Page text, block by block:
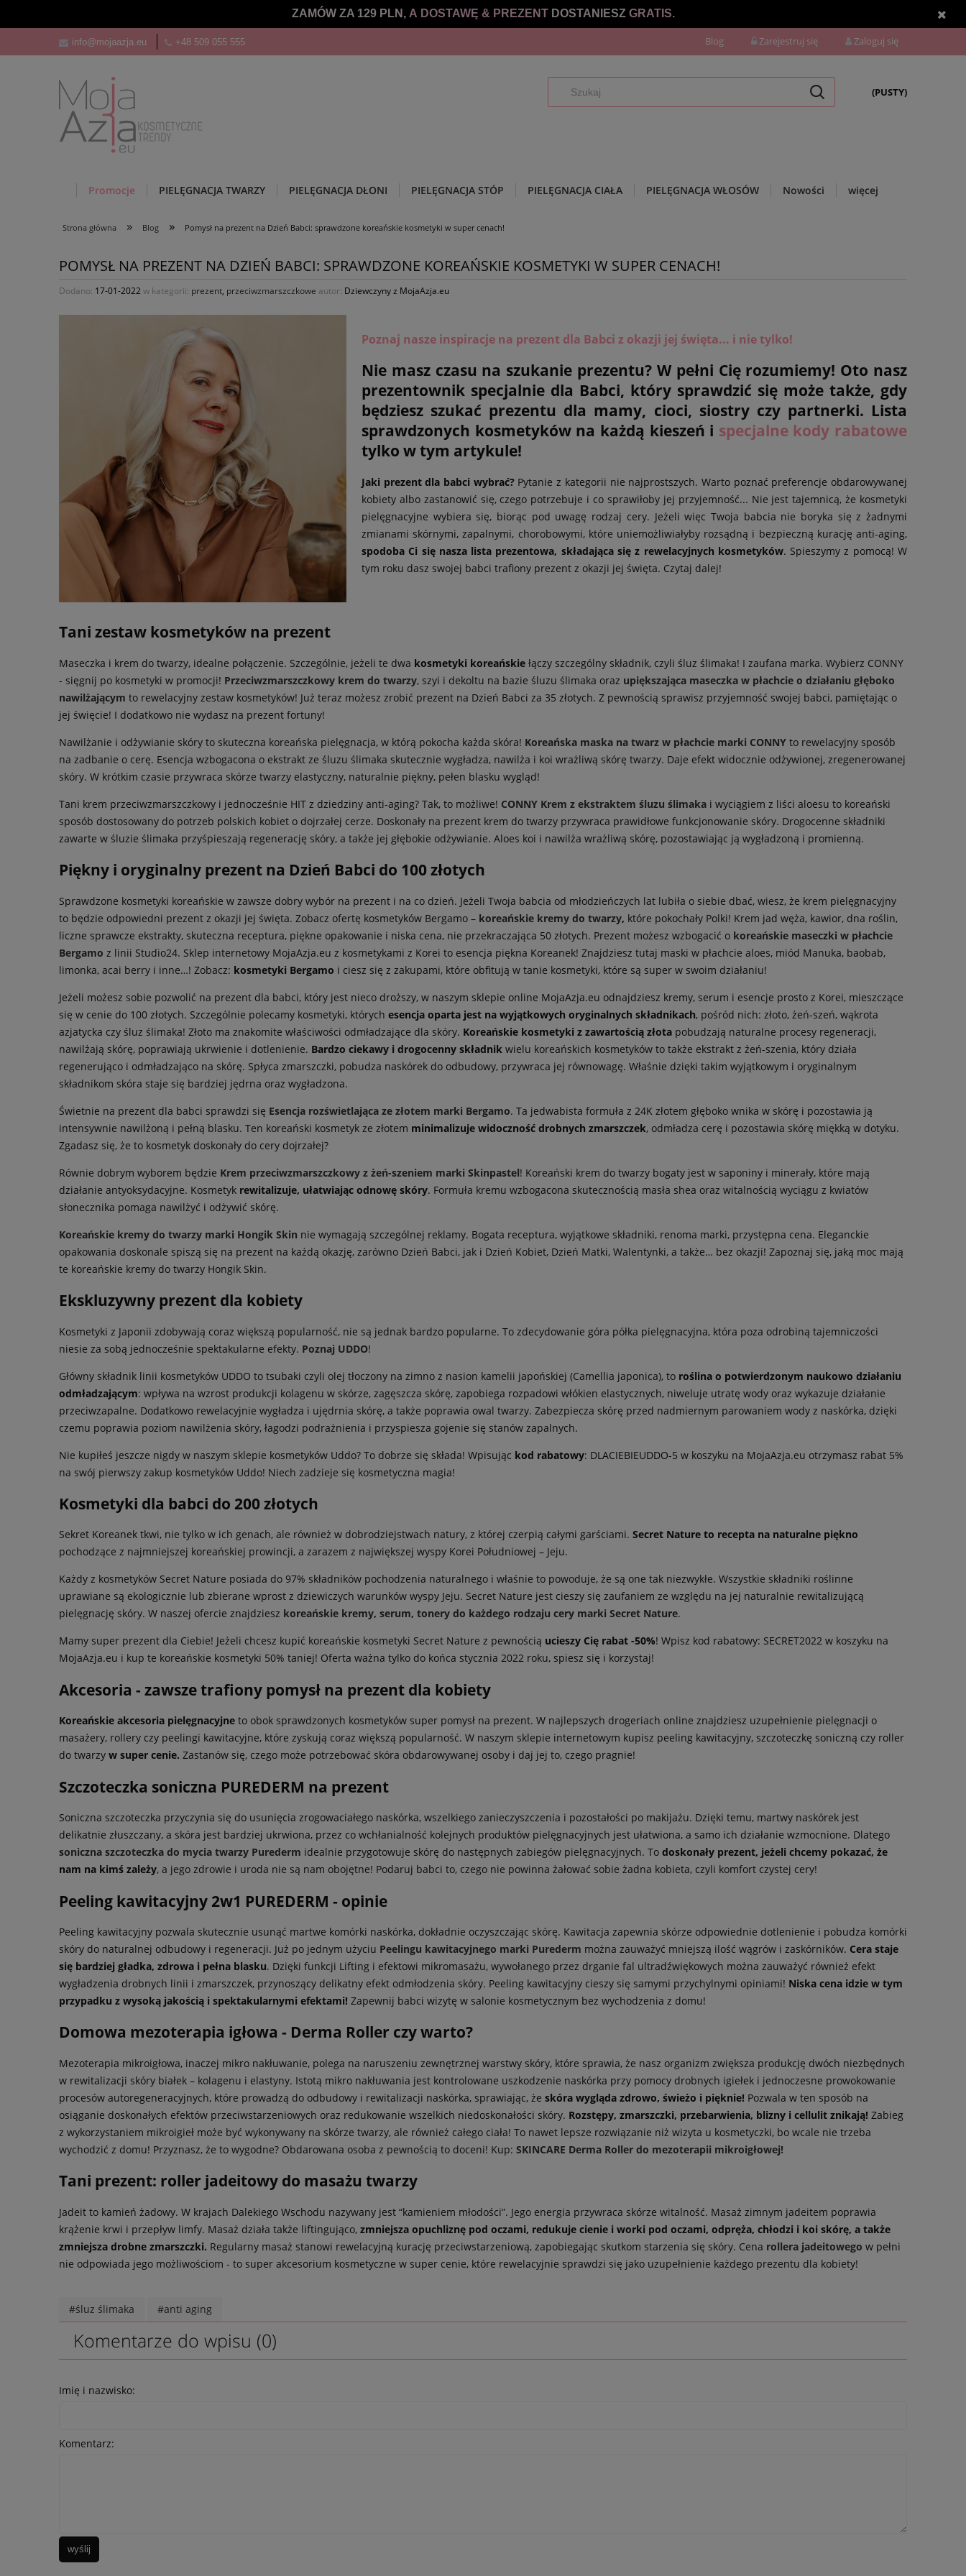
ZAMÓW ZA 129 PLN, A DOSTAWĘ & PREZENT DOSTANIESZ GRATIS.
info@mojaazja.eu +48 509 055 555 Blog Zarejestruj się Zaloguj się
(PUSTY)
Promocje PIELĘGNACJA TWARZY PIELĘGNACJA DŁONI PIELĘGNACJA STÓP PIELĘGNACJA CIAŁA PIELĘGNACJA WŁOSÓW Nowości więcej
Strona główna » Blog » Pomysł na prezent na Dzień Babci: sprawdzone koreańskie kosmetyki w super cenach!
POMYSŁ NA PREZENT NA DZIEŃ BABCI: SPRAWDZONE KOREAŃSKIE KOSMETYKI W SUPER CENACH!
Dodano: 17-01-2022w kategorii: prezent, przeciwzmarszczkowe autor: Dziewczyny z MojaAzja.eu
Poznaj nasze inspiracje na prezent dla Babci z okazji jej święta... i nie tylko!
Nie masz czasu na szukanie prezentu? W pełni Cię rozumiemy! Oto nasz
prezentownik specjalnie dla Babci, który sprawdzić się może także, gdy
będziesz szukać prezentu dla mamy, cioci, siostry czy partnerki. Lista
sprawdzonych kosmetyków na każdą kieszeń i specjalne kody rabatowe
tylko w tym artykule!
Jaki prezent dla babci wybrać? Pytanie z kategorii nie najprostszych. Warto poznać preferencje obdarowywanej
kobiety albo zastanowić się, czego potrzebuje i co sprawiłoby jej przyjemność... Nie jest tajemnicą, że kosmetyki
pielęgnacyjne wybiera się, biorąc pod uwagę rodzaj cery. Jeżeli więc Twoja babcia nie boryka się z żadnymi
zmianami skórnymi, zapalnymi, chorobowymi, które uniemożliwiałyby rozsądną i bezpieczną kurację anti-aging,
spodoba Ci się nasza lista prezentowa, składająca się z rewelacyjnych kosmetyków. Spieszymy z pomocą! W
tym roku dasz swojej babci trafiony prezent z okazji jej święta. Czytaj dalej!
Tani zestaw kosmetyków na prezent
Maseczka i krem do twarzy, idealne połączenie. Szczególnie, jeżeli te dwa kosmetyki koreańskie łączy szczególny składnik, czyli śluz ślimaka! I zaufana marka. Wybierz CONNY
- sięgnij po kosmetyki w promocji! Przeciwzmarszczkowy krem do twarzy, szyi i dekoltu na bazie śluzu ślimaka oraz upiększająca maseczka w płachcie o działaniu głęboko
nawilżającym to rewelacyjny zestaw kosmetyków! Już teraz możesz zrobić prezent na Dzień Babci za 35 złotych. Z pewnością sprawisz przyjemność swojej babci, pamiętając o
jej święcie! I dodatkowo nie wydasz na prezent fortuny!
Nawilżanie i odżywianie skóry to skuteczna koreańska pielęgnacja, w którą pokocha każda skóra! Koreańska maska na twarz w płachcie marki CONNY to rewelacyjny sposób
na zadbanie o cerę. Esencja wzbogacona o ekstrakt ze śluzu ślimaka skutecznie wygładza, nawilża i koi wrażliwą skórę twarzy. Daje efekt widocznie odżywionej, zregenerowanej
skóry. W krótkim czasie przywraca skórze twarzy elastyczny, naturalnie piękny, pełen blasku wygląd!
Tani krem przeciwzmarszczkowy i jednocześnie HIT z dziedziny anti-aging? Tak, to możliwe! CONNY Krem z ekstraktem śluzu ślimaka i wyciągiem z liści aloesu to koreański
sposób dostosowany do potrzeb polskich kobiet o dojrzałej cerze. Doskonały na prezent krem do twarzy przywraca prawidłowe funkcjonowanie skóry. Drogocenne składniki
zawarte w śluzie ślimaka przyśpieszają regenerację skóry, a także jej głębokie odżywianie. Aloes koi i nawilża wrażliwą skórę, pozostawiając ją wygładzoną i promienną.
Piękny i oryginalny prezent na Dzień Babci do 100 złotych
Sprawdzone kosmetyki koreańskie w zawsze dobry wybór na prezent i na co dzień. Jeżeli Twoja babcia od młodzieńczych lat lubiła o siebie dbać, wiesz, że krem pielęgnacyjny
to będzie odpowiedni prezent z okazji jej święta. Zobacz ofertę kosmetyków Bergamo – koreańskie kremy do twarzy, które pokochały Polki! Krem jad węża, kawior, dna roślin,
liczne sprawcze ekstrakty, skuteczna receptura, piękne opakowanie i niska cena, nie przekraczająca 50 złotych. Prezent możesz wzbogacić o koreańskie maseczki w płachcie
Bergamo z linii Studio24. Sklep internetowy MojaAzja.eu z kosmetykami z Korei to esencja piękna Koreanek! Znajdziesz tutaj maski w płachcie aloes, miód Manuka, baobab,
limonka, acai berry i inne…! Zobacz: kosmetyki Bergamo i ciesz się z zakupami, które obfitują w tanie kosmetyki, które są super w swoim działaniu!
Jeżeli możesz sobie pozwolić na prezent dla babci, który jest nieco droższy, w naszym sklepie online MojaAzja.eu odnajdziesz kremy, serum i esencje prosto z Korei, mieszczące
się w cenie do 100 złotych. Szczególnie polecamy kosmetyki, których esencja oparta jest na wyjątkowych oryginalnych składnikach, pośród nich: złoto, żeń-szeń, wąkrota
azjatycka czy śluz ślimaka! Złoto ma znakomite właściwości odmładzające dla skóry. Koreańskie kosmetyki z zawartością złota pobudzają naturalne procesy regeneracji,
nawilżają skórę, poprawiają ukrwienie i dotlenienie. Bardzo ciekawy i drogocenny składnik wielu koreańskich kosmetyków to także ekstrakt z żeń-szenia, który działa
regenerująco i odmładzająco na skórę. Spłyca zmarszczki, pobudza naskórek do odbudowy, przywraca jej równowagę. Właśnie dzięki takim wyjątkowym i oryginalnym
składnikom skóra staje się bardziej jędrna oraz wygładzona.
Świetnie na prezent dla babci sprawdzi się Esencja rozświetlająca ze złotem marki Bergamo. Ta jedwabista formuła z 24K złotem głęboko wnika w skórę i pozostawia ją
intensywnie nawilżoną i pełną blasku. Ten koreański kosmetyk ze złotem minimalizuje widoczność drobnych zmarszczek, odmładza cerę i pozostawia skórę miękką w dotyku.
Zgadasz się, że to kosmetyk doskonały do cery dojrzałej?
Równie dobrym wyborem będzie Krem przeciwzmarszczkowy z żeń-szeniem marki Skinpastel! Koreański krem do twarzy bogaty jest w saponiny i minerały, które mają
działanie antyoksydacyjne. Kosmetyk rewitalizuje, ułatwiając odnowę skóry. Formuła kremu wzbogacona skutecznością masła shea oraz witalnością wyciągu z kwiatów
słonecznika pomaga nawilżyć i odżywić skórę.
Koreańskie kremy do twarzy marki Hongik Skin nie wymagają szczególnej reklamy. Bogata receptura, wyjątkowe składniki, renoma marki, przystępna cena. Eleganckie
opakowania doskonale spiszą się na prezent na każdą okazję, zarówno Dzień Babci, jak i Dzień Kobiet, Dzień Matki, Walentynki, a także… bez okazji! Zapoznaj się, jaką moc mają
te koreańskie kremy do twarzy Hongik Skin.
Ekskluzywny prezent dla kobiety
Kosmetyki z Japonii zdobywają coraz większą popularność, nie są jednak bardzo popularne. To zdecydowanie góra półka pielęgnacyjna, która poza odrobiną tajemniczości
niesie za sobą jednocześnie spektakularne efekty. Poznaj UDDO!
Główny składnik linii kosmetyków UDDO to tsubaki czyli olej tłoczony na zimno z nasion kamelii japońskiej (Camellia japonica), to roślina o potwierdzonym naukowo działaniu
odmładzającym: wpływa na wzrost produkcji kolagenu w skórze, zagęszcza skórę, zapobiega rozpadowi włókien elastycznych, niweluje utratę wody oraz wykazuje działanie
przeciwzapalne. Dodatkowo rewelacyjnie wygładza i ujędrnia skórę, a także poprawia owal twarzy. Zabezpiecza skórę przed nadmiernym parowaniem wody z naskórka, dzięki
czemu poprawia poziom nawilżenia skóry, łagodzi podrażnienia i przyspiesza gojenie się stanów zapalnych.
Nie kupiłeś jeszcze nigdy w naszym sklepie kosmetyków Uddo? To dobrze się składa! Wpisując kod rabatowy: DLACIEBIEUDDO-5 w koszyku na MojaAzja.eu otrzymasz rabat 5%
na swój pierwszy zakup kosmetyków Uddo! Niech zadzieje się kosmetyczna magia!
Kosmetyki dla babci do 200 złotych
Sekret Koreanek tkwi, nie tylko w ich genach, ale również w dobrodziejstwach natury, z której czerpią całymi garściami. Secret Nature to recepta na naturalne piękno
pochodzące z najmniejszej koreańskiej prowincji, a zarazem z największej wyspy Korei Południowej – Jeju.
Każdy z kosmetyków Secret Nature posiada do 97% składników pochodzenia naturalnego i właśnie to powoduje, że są one tak niezwykłe. Wszystkie składniki roślinne
uprawiane są ekologicznie lub zbierane wprost z dziewiczych warunków wyspy Jeju. Secret Nature jest cieszy się zaufaniem ze względu na jej naturalnie rewitalizującą
pielęgnację skóry. W naszej ofercie znajdziesz koreańskie kremy, serum, tonery do każdego rodzaju cery marki Secret Nature.
Mamy super prezent dla Ciebie! Jeżeli chcesz kupić koreańskie kosmetyki Secret Nature z pewnością ucieszy Cię rabat -50%! Wpisz kod rabatowy: SECRET2022 w koszyku na
MojaAzja.eu i kup te koreańskie kosmetyki 50% taniej! Oferta ważna tylko do końca stycznia 2022 roku, spiesz się i korzystaj!
Akcesoria - zawsze trafiony pomysł na prezent dla kobiety
Koreańskie akcesoria pielęgnacyjne to obok sprawdzonych kosmetyków super pomysł na prezent. W najlepszych drogeriach online znajdziesz uzupełnienie pielęgnacji o
masażery, rollery czy peelingi kawitacyjne, które zyskują coraz większą popularność. W naszym sklepie internetowym kupisz peeling kawitacyjny, szczoteczkę soniczną czy roller
do twarzy w super cenie. Zastanów się, czego może potrzebować skóra obdarowywanej osoby i daj jej to, czego pragnie!
Szczoteczka soniczna PUREDERM na prezent
Soniczna szczoteczka przyczynia się do usunięcia zrogowaciałego naskórka, wszelkiego zanieczyszczenia i pozostałości po makijażu. Dzięki temu, martwy naskórek jest
delikatnie złuszczany, a skóra jest bardziej ukrwiona, przez co wchłanialność kolejnych produktów pielęgnacyjnych jest ułatwiona, a samo ich działanie wzmocnione. Dlatego
soniczna szczoteczka do mycia twarzy Purederm idealnie przygotowuje skórę do następnych zabiegów pielęgnacyjnych. To doskonały prezent, jeżeli chcemy pokazać, że
nam na kimś zależy, a jego zdrowie i uroda nie są nam obojętne! Podaruj babci to, czego nie powinna żałować sobie żadna kobieta, czyli komfort czystej cery!
Peeling kawitacyjny 2w1 PUREDERM - opinie
Peeling kawitacyjny pozwala skutecznie usunąć martwe komórki naskórka, dokładnie oczyszczając skórę. Kawitacja zapewnia skórze odpowiednie dotlenienie i pobudza komórki
skóry do naturalnej odbudowy i regeneracji. Już po jednym użyciu Peelingu kawitacyjnego marki Purederm można zauważyć mniejszą ilość wągrów i zaskórników. Cera staje
się bardziej gładka, zdrowa i pełna blasku. Dzięki funkcji Lifting i efektowi mikromasażu, wywołanego przez drganie fal ultradźwiękowych można zauważyć również efekt
wygładzenia drobnych linii i zmarszczek, przynoszący delikatny efekt odmłodzenia skóry. Peeling kawitacyjny cieszy się samymi przychylnymi opiniami! Niska cena idzie w tym
przypadku z wysoką jakością i spektakularnymi efektami! Zapewnij babci wizytę w salonie kosmetycznym bez wychodzenia z domu!
Domowa mezoterapia igłowa - Derma Roller czy warto?
Mezoterapia mikroigłowa, inaczej mikro nakłuwanie, polega na naruszeniu zewnętrznej warstwy skóry, które sprawia, że nasz organizm zwiększa produkcję dwóch niezbędnych
w rewitalizacji skóry białek – kolagenu i elastyny. Istotą mikro nakłuwania jest kontrolowane uszkodzenie naskórka przy pomocy drobnych igiełek i jednoczesne prowokowanie
procesów autoregeneracyjnych, które prowadzą do odbudowy i rewitalizacji naskórka, sprawiając, że skóra wygląda zdrowo, świeżo i pięknie! Pozwala w ten sposób na
osiąganie doskonałych efektów przeciwstarzeniowych oraz redukowanie wszelkich niedoskonałości skóry. Rozstępy, zmarszczki, przebarwienia, blizny i cellulit znikają! Zabieg
z wykorzystaniem mikroigieł może być wykonywany na skórze twarzy, ale również całego ciała! To nawet lepsze rozwiązanie niż wizyta u kosmetyczki, bo wcale nie trzeba
wychodzić z domu! Przyznasz, że to wygodne? Obdarowana osoba z pewnością to doceni! Kup: SKINCARE Derma Roller do mezoterapii mikroigłowej!
Tani prezent: roller jadeitowy do masażu twarzy
Jadeit to kamień żadowy. W krajach Dalekiego Wschodu nazywany jest “kamieniem młodości”. Jego energia przywraca skórze witalność. Masaż zimnym jadeitem poprawia
krążenie krwi i przepływ limfy. Masaż działa także liftingująco, zmniejsza opuchliznę pod oczami, redukuje cienie i worki pod oczami, odpręża, chłodzi i koi skórę, a także
zmniejsza drobne zmarszczki. Regularny masaż stanowi rewelacyjną kurację przeciwstarzeniową, zapobiegając skutkom starzenia się skóry. Cena rollera jadeitowego w pełni
nie odpowiada jego możliwościom - to super akcesorium kosmetyczne w super cenie, które rewelacyjnie sprawdzi się jako uzupełnienie każdego prezentu dla kobiety!
#śluz ślimaka #anti aging
Komentarze do wpisu (0)
Imię i nazwisko:
Komentarz:
wyślij